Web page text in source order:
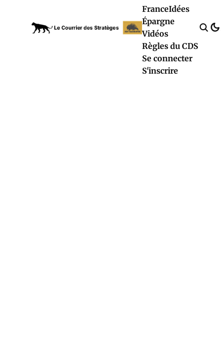
FranceIdées
Épargne
Vidéos
Règles du CDS
Se connecter
S'inscrire